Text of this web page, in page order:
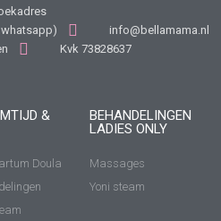
whatsapp)
info@bellamama.nl
Kvk 73828637
&
Doula
BEHANDELINGEN
LADIES ONLY
Massages
Yoni steam